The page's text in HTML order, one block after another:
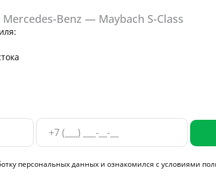
Mercedes-Benz — Maybach S-Class
персональных данных и ознакомился с условиями